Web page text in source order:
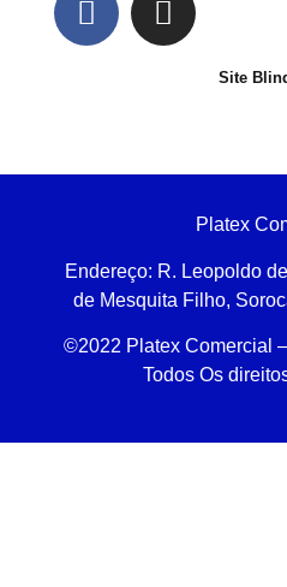
Site
Platex
Endereço: R. Leopoldo
de Mesquita Filho,
©2022 Platex Comercial
Todos Os